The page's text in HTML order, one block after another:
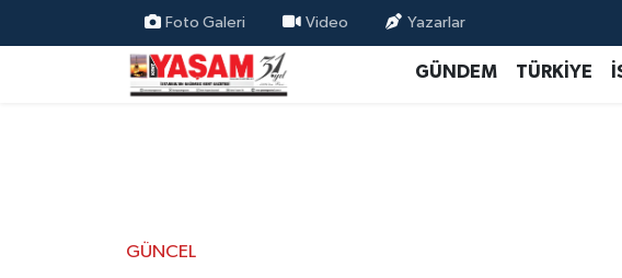
Foto Galeri Video Yazarlar
GÜNDEM TÜRKİYE
GÜNCEL